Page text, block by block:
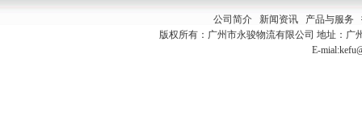
公司简介 新闻资讯 产品与服务
版权所有：广州市永骏物流有限公司 地址：广
E-